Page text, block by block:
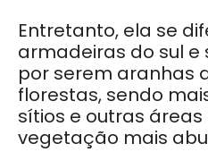
Entretanto, ela se
armadeiras do sul e
por serem aranhas
florestas, sendo
sítios e outras
vegetação mais